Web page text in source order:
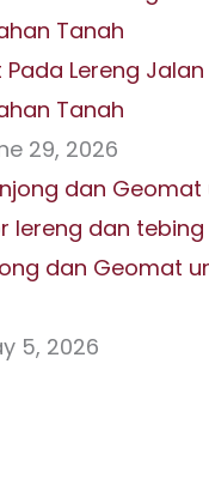
Lereng
Tanah
29, 2026
dan Geomat
5, 2026